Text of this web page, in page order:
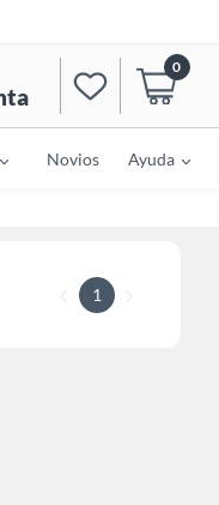
0
Novios Ayuda
1